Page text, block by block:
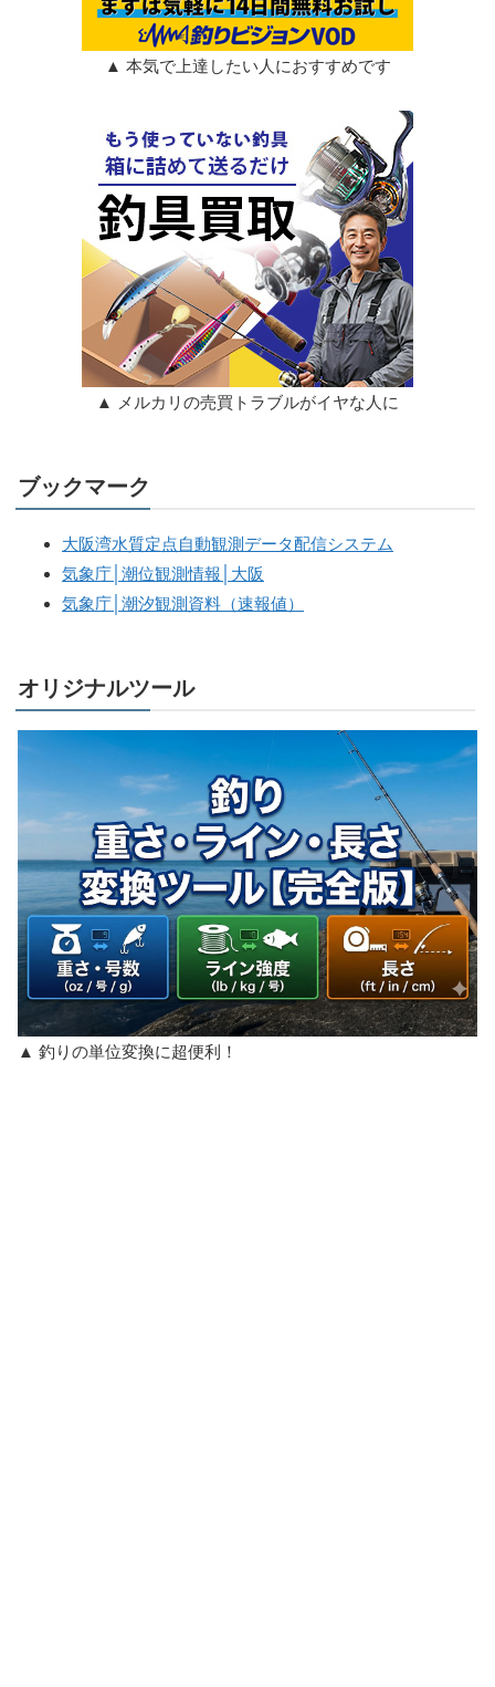
▲ 本気で上達したい人におすすめです
▲ メルカリの売買トラブルがイヤな人に
ブックマーク
大阪湾水質定点自動観測データ配信システム
気象庁│潮位観測情報│大阪
気象庁│潮汐観測資料（速報値）
オリジナルツール
▲ 釣りの単位変換に超便利！